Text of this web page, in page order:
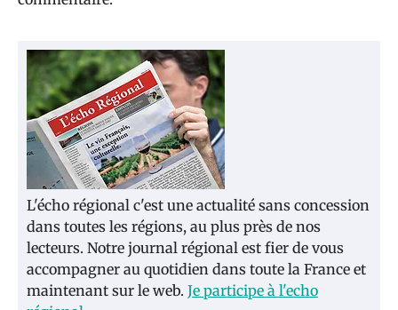
L'écho régional c'est une actualité sans concession
dans toutes les régions, au plus près de nos
lecteurs. Notre journal régional est fier de vous
accompagner au quotidien dans toute la France et
maintenant sur le web. Je participe à l'echo